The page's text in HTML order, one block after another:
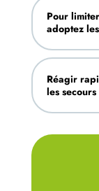
Pour
adoptez
Réagir
les secours